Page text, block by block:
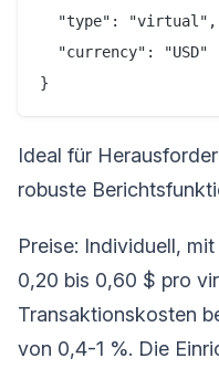
  "type": "virtual",
  "currency": "USD"
Ideal für
robuste
Preise: Individuell,
0,20 bis 0,60 $ pro
Transaktionskosten
von 0,4-1 %. Die